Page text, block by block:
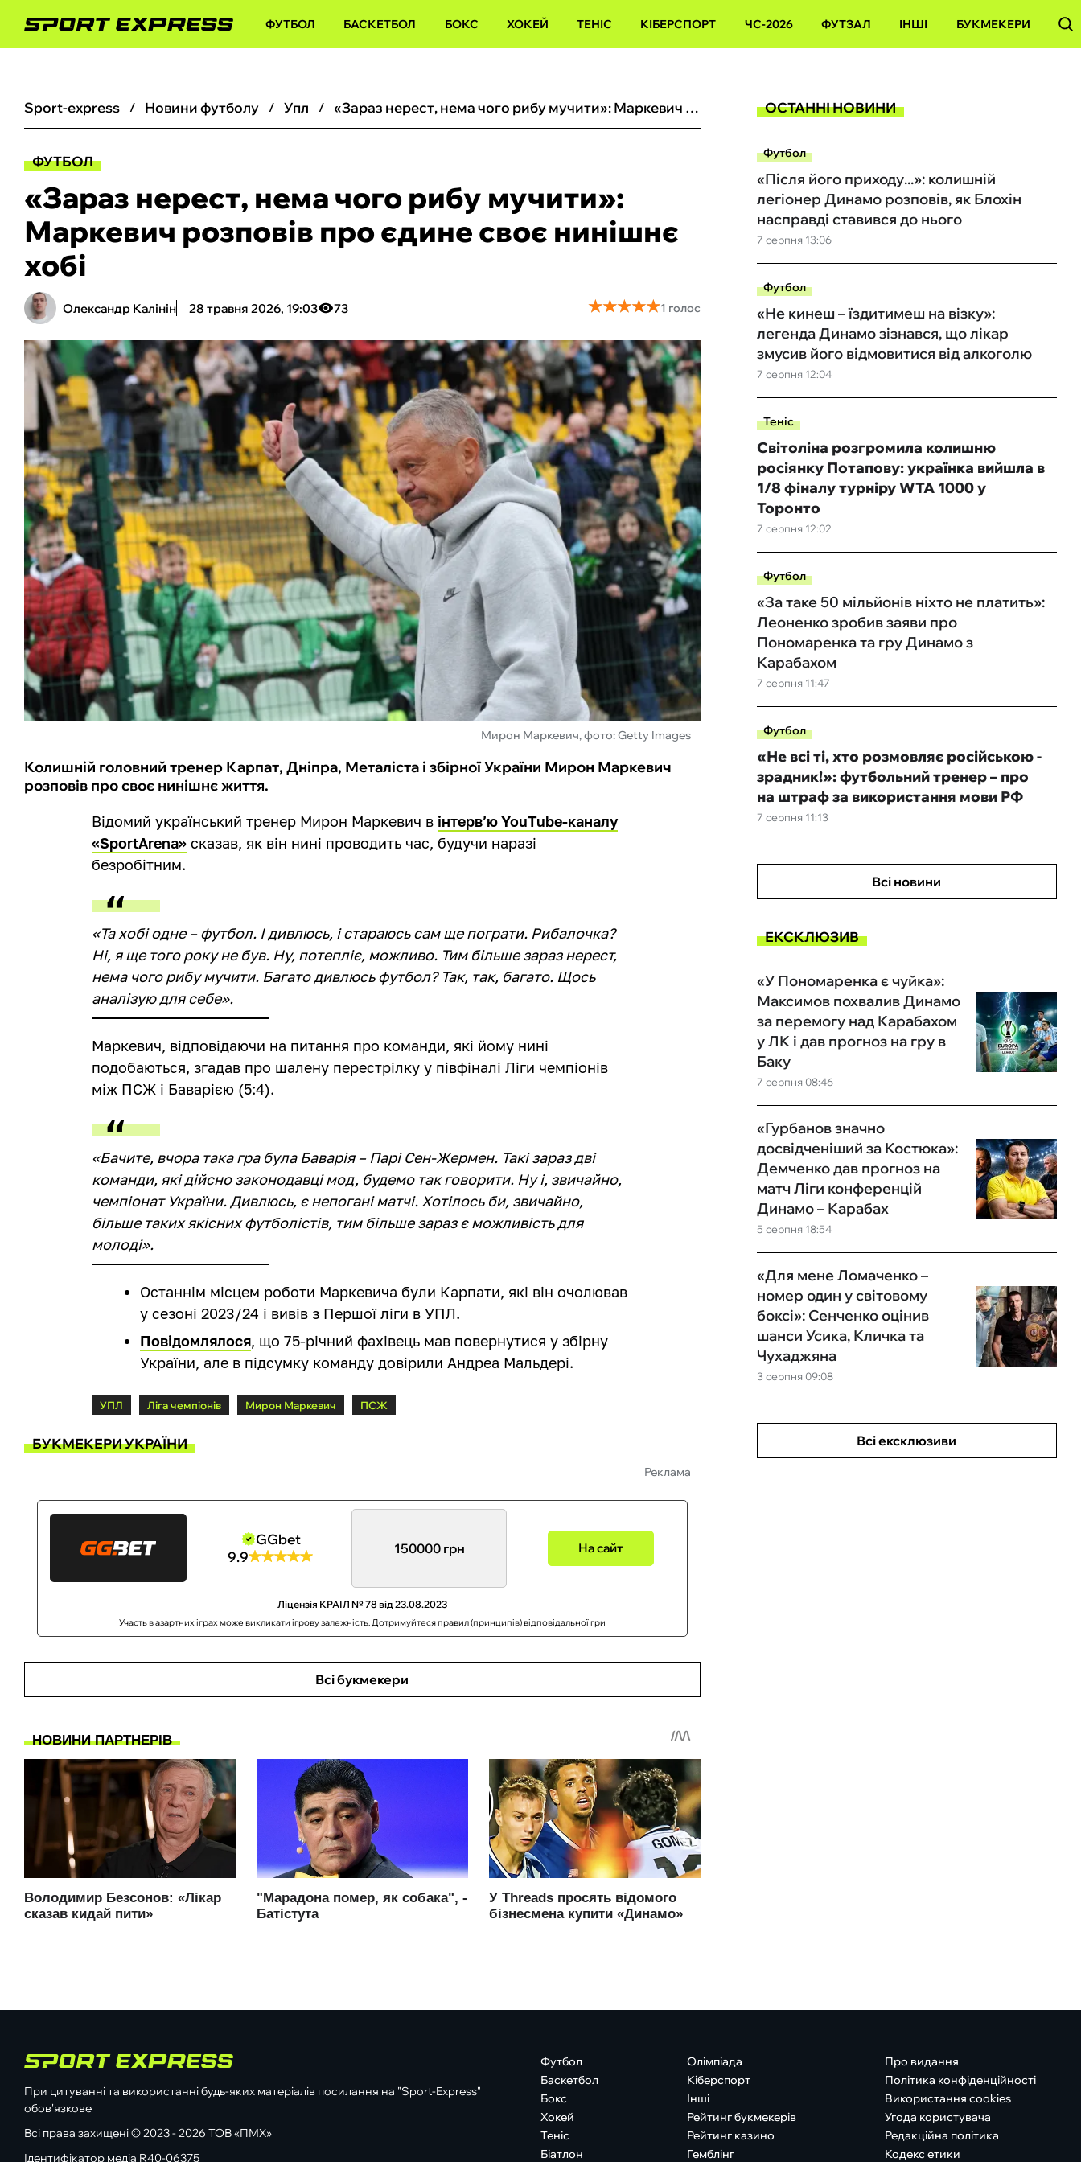
ФУТБОЛ БАСКЕТБОЛ БОКС ХОКЕЙ ТЕНІС КІБЕРСПОРТ ЧС-2026 ФУТЗАЛ ІНШІ БУКМЕКЕРИ
sport-express новини футболу упл «Зараз нерест, нема чого рибу мучити»: Маркевич розповів про єдине своє нинішнє хобі
ФУТБОЛ
«Зараз нерест, нема чого рибу мучити»:
Маркевич розповів про єдине своє нинішнє
хобі
Олександр Калінін 28 травня 2026, 19:03 73 ★★★★★
★★★★★1 голос
Мирон Маркевич, фото: Getty Images
Колишній головний тренер Карпат, Дніпра, Металіста і збірної України Мирон Маркевич
розповів про своє нинішнє життя.
Відомий український тренер Мирон Маркевич в інтерв’ю YouTube-каналу
«SportArena» сказав, як він нині проводить час, будучи наразі
безробітним.
«Та хобі одне – футбол. І дивлюсь, і стараюсь сам ще пограти. Рибалочка?
Ні, я ще того року не був. Ну, потепліє, можливо. Тим більше зараз нерест,
нема чого рибу мучити. Багато дивлюсь футбол? Так, так, багато. Щось
аналізую для себе».
Маркевич, відповідаючи на питання про команди, які йому нині
подобаються, згадав про шалену перестрілку у півфіналі Ліги чемпіонів
між ПСЖ і Баварією (5:4).
«Бачите, вчора така гра була Баварія – Парі Сен-Жермен. Такі зараз дві
команди, які дійсно законодавці мод, будемо так говорити. Ну і, звичайно,
чемпіонат України. Дивлюсь, є непогані матчі. Хотілось би, звичайно,
більше таких якісних футболістів, тим більше зараз є можливість для
молоді».
Останнім місцем роботи Маркевича були Карпати, які він очолював
у сезоні 2023/24 і вивів з Першої ліги в УПЛ.
Повідомлялося, що 75-річний фахівець мав повернутися у збірну
України, але в підсумку команду довірили Андреа Мальдері.
УПЛ Ліга чемпіонів Мирон Маркевич ПСЖ
БУКМЕКЕРИ УКРАЇНИ
Реклама
GGbet
9.9
150000 грн На сайт
Ліцензія КРАІЛ № 78 від 23.08.2023
Участь в азартних іграх може викликати ігрову залежність. Дотримуйтеся правил (принципів) відповідальної гри
Всі букмекери
ОСТАННІ НОВИНИ
Футбол
7 серпня 13:06
«Після його приходу...»: колишній
легіонер Динамо розповів, як Блохін
насправді ставився до нього
Футбол
7 серпня 12:04
«Не кинеш – їздитимеш на візку»:
легенда Динамо зізнався, що лікар
змусив його відмовитися від алкоголю
Теніс
7 серпня 12:02
Світоліна розгромила колишню
росіянку Потапову: українка вийшла в
1/8 фіналу турніру WTA 1000 у
Торонто
Футбол
7 серпня 11:47
«За таке 50 мільйонів ніхто не платить»:
Леоненко зробив заяви про
Пономаренка та гру Динамо з
Карабахом
Футбол
7 серпня 11:13
«Не всі ті, хто розмовляє російською -
зрадник!»: футбольний тренер – про
на штраф за використання мови РФ
Всі новини
ЕКСКЛЮЗИВ
7 серпня 08:46
«У Пономаренка є чуйка»:
Максимов похвалив Динамо
за перемогу над Карабахом
у ЛК і дав прогноз на гру в
Баку
5 серпня 18:54
«Гурбанов значно
досвідченіший за Костюка»:
Демченко дав прогноз на
матч Ліги конференцій
Динамо – Карабах
3 серпня 09:08
«Для мене Ломаченко –
номер один у світовому
боксі»: Сенченко оцінив
шанси Усика, Кличка та
Чухаджяна
Всі ексклюзиви
При цитуванні та використанні будь-яких матеріалів посилання на "Sport-Express"
обов'язкове
Всі права захищені © 2023 - 2026 ТОВ «ПМХ»
Ідентифікатор медіа R40-06375
Футбол
Баскетбол
Бокс
Хокей
Теніс
Біатлон
Олімпіада
Кіберспорт
Інші
Рейтинг букмекерів
Рейтинг казино
Гемблінг
Про видання
Політика конфіденційності
Використання cookies
Угода користувача
Редакційна політика
Кодекс етики